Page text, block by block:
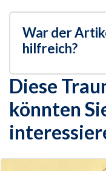
War der
hilfreich?
Diese
könnten